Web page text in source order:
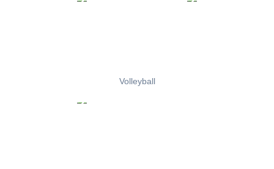
Volleyball